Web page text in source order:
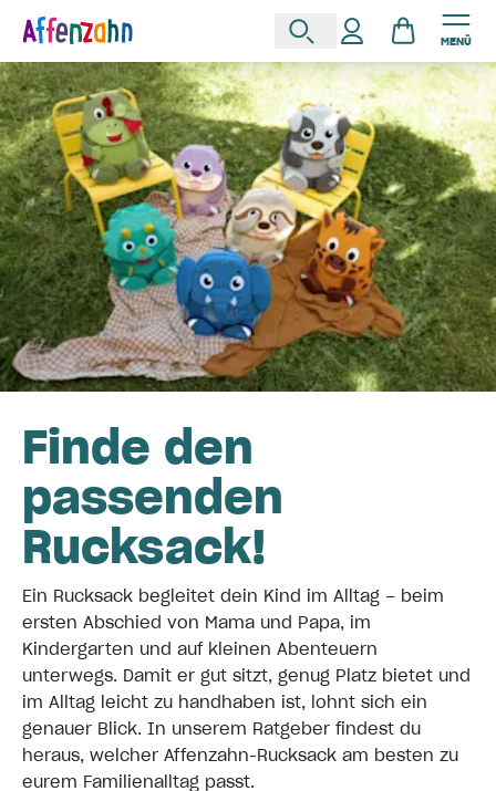
MENÜ
Finde den
passenden
Rucksack!
Ein Rucksack begleitet dein Kind im Alltag – beim
ersten Abschied von Mama und Papa, im
Kindergarten und auf kleinen Abenteuern
unterwegs. Damit er gut sitzt, genug Platz bietet und
im Alltag leicht zu handhaben ist, lohnt sich ein
genauer Blick. In unserem Ratgeber findest du
heraus, welcher Affenzahn-Rucksack am besten zu
eurem Familienalltag passt.